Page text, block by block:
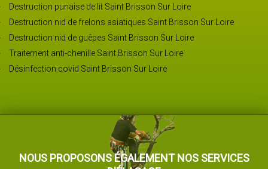
Destruction punaise de lit Saint Brisson Sur Loire
Destruction nid de frelons asiatiques Saint Brisson Sur Loire
Destruction nid de guêpes Saint Brisson Sur Loire
Traitement anti-chenille Saint Brisson Sur Loire
Désinfection covid Saint Brisson Sur Loire
NOUS PROPOSONS ÉGALEMENT NOS SERVICES